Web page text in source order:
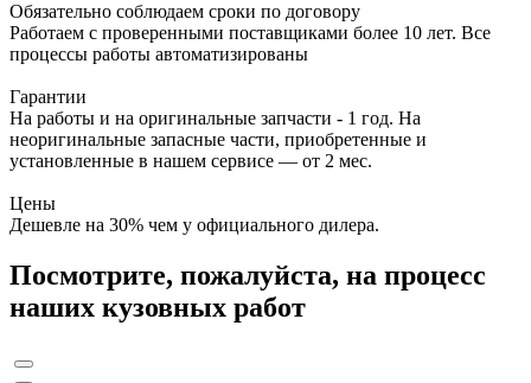
Обязательно соблюдаем сроки по договору
Работаем с проверенными поставщиками более 10 лет. Все
процессы работы автоматизированы
Гарантии
На работы и на оригинальные запчасти - 1 год. На
неоригинальные запасные части, приобретенные и
установленные в нашем сервисе — от 2 мес.
Цены
Дешевле на 30% чем у официального дилера.
Посмотрите, пожалуйста, на процесс
наших кузовных работ